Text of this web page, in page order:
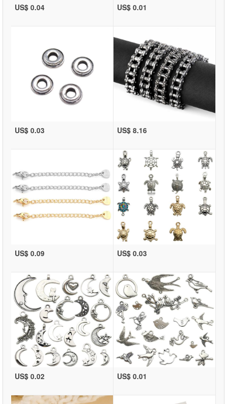
US$ 0.04 US$ 0.01
US$ 0.03 US$ 8.16
US$ 0.09 US$ 0.03
US$ 0.02 US$ 0.01